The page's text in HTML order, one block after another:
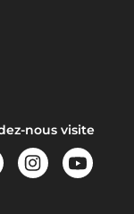
nous visite